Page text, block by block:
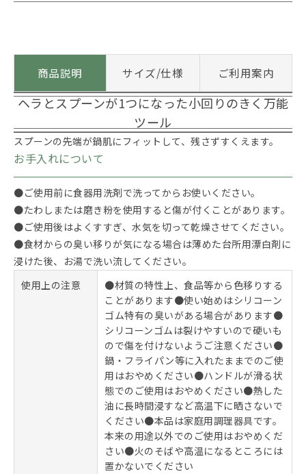
商品説明 サイズ/仕様 ご利用案内
ヘラとスプーンが1つになった小回りのきく万能
ツール
スプーンの先端が鍋肌にフィットして、残さずすくえます。
お手入れについて
●ご使用前に食器用洗剤で洗ってからお使いください。
●たわしまたは磨き粉を使用すると傷が付くことがあります。
●ご使用後はよくすすぎ、水気を切って乾燥させてください。
●食材からの臭い移りが気になる場合は薄めた台所用漂白剤に
浸けた後、お湯で洗い流してください。
使用上の注意
●材質の特性上、食品等から色移りする
ことがあります●使い始めはシリコーン
ゴム特有の臭いがある場合があります●
シリコーンゴムは裂けやすいので硬いも
ので傷を付けないようご注意ください●
鍋・フライパン等に入れたままでのご使
用はおやめください●ハンドルが滑る状
態でのご使用はおやめください●熱した
油に長時間浸すなど高温下に晒さないで
ください●本品は家庭用調理器具です。
本来の用途以外でのご使用はおやめくだ
さい●火のそばや高温になるところには
置かないでください